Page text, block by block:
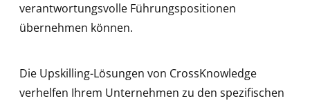
verantwortungsvolle Führungspositionen
übernehmen können.
Die Upskilling-Lösungen von CrossKnowledge
verhelfen Ihrem Unternehmen zu den spezifischen